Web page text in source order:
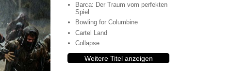
Barca: Der Traum vom perfekten
Spiel
Bowling for Columbine
Cartel Land
Collapse
Weitere Titel anzeigen